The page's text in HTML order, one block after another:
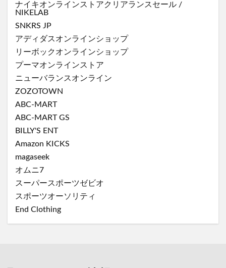
ナイキオンラインストアクリアランスセール /
NIKELAB
SNKRS JP
アディダスオンラインショップ
リーボックオンラインショップ
プーマオンラインストア
ニューバランスオンライン
ZOZOTOWN
ABC-MART
ABC-MART GS
BILLY'S ENT
Amazon KICKS
magaseek
オムニ7
スーパースポーツゼビオ
スポーツオーソリティ
End Clothing